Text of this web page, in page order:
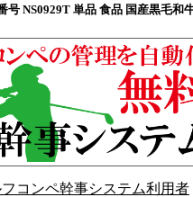
号 NS0929T 単品 食品 国産黒毛和
フコンペ幹事システム利用者